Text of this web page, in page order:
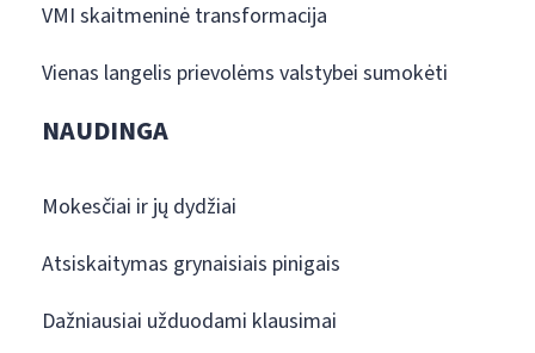
VMI skaitmeninė transformacija
Vienas langelis prievolėms valstybei sumokėti
NAUDINGA
Mokesčiai ir jų dydžiai
Atsiskaitymas grynaisiais pinigais
Dažniausiai užduodami klausimai